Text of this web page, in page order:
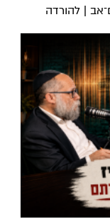
| להורדה